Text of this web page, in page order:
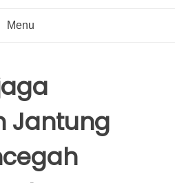
Menu
Jantung